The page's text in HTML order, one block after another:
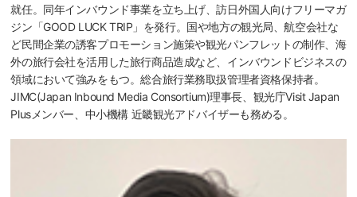
就任。同年インバウンド事業を立ち上げ、訪日外国人向けフリーマガ
ジン「GOOD LUCK TRIP」を発行。国や地方の観光局、航空会社な
ど民間企業の誘客プロモーション施策や観光パンフレットの制作、海
外の旅行会社を活用した旅行商品造成など、インバウンドビジネスの
領域において強みをもつ。総合旅行業務取扱管理者資格保持者。
JIMC(Japan Inbound Media Consortium)理事長、観光庁Visit Japan
Plusメンバー、中小機構 近畿観光アドバイザーも務める。